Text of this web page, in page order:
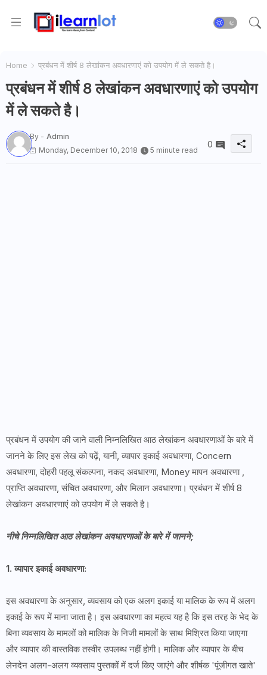
Home प्रबंधन में शीर्ष 8 लेखांकन अवधारणाएं को उपयोग में ले सकते है।
प्रबंधन में शीर्ष 8 लेखांकन अवधारणाएं को उपयोग
में ले सकते है।
By - Admin
Monday, December 10, 2018
5 minute read
0
प्रबंधन में उपयोग की जाने वाली निम्नलिखित आठ लेखांकन अवधारणाओं के बारे में
जानने के लिए इस लेख को पढ़ें, यानी, व्यापार इकाई अवधारणा, Concern
अवधारणा, दोहरी पहलू संकल्पना, नकद अवधारणा, Money मापन अवधारणा ,
प्राप्ति अवधारणा, संचित अवधारणा, और मिलान अवधारणा। प्रबंधन में शीर्ष 8
लेखांकन अवधारणाएं को उपयोग में ले सकते है।
नीचे निम्नलिखित आठ लेखांकन अवधारणाओं के बारे में जानने;
1. व्यापार इकाई अवधारणा:
इस अवधारणा के अनुसार, व्यवसाय को एक अलग इकाई या मालिक के रूप में अलग
इकाई के रूप में माना जाता है। इस अवधारणा का महत्व यह है कि इस तरह के भेद के
बिना व्यवसाय के मामलों को मालिक के निजी मामलों के साथ मिश्रित किया जाएगा
और व्यापार की वास्तविक तस्वीर उपलब्ध नहीं होगी। मालिक और व्यापार के बीच
लेनदेन अलग-अलग व्यवसाय पुस्तकों में दर्ज किए जाएंगे और शीर्षक 'पूंजीगत खाते'